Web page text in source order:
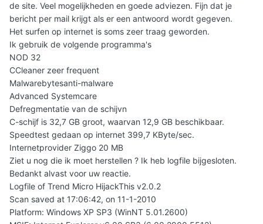
de site. Veel mogelijkheden en goede adviezen. Fijn dat je
bericht per mail krijgt als er een antwoord wordt gegeven.
Het surfen op internet is soms zeer traag geworden.
Ik gebruik de volgende programma's
NOD 32
CCleaner zeer frequent
Malwarebytesanti-malware
Advanced Systemcare
Defregmentatie van de schijvn
C-schijf is 32,7 GB groot, waarvan 12,9 GB beschikbaar.
Speedtest gedaan op internet 399,7 KByte/sec.
Internetprovider Ziggo 20 MB
Ziet u nog die ik moet herstellen ? Ik heb logfile bijgesloten.
Bedankt alvast voor uw reactie.
Logfile of Trend Micro HijackThis v2.0.2
Scan saved at 17:06:42, on 11-1-2010
Platform: Windows XP SP3 (WinNT 5.01.2600)